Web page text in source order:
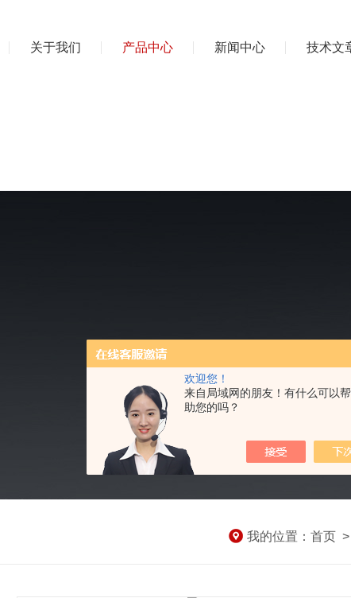
欢迎您！
来自局域网的朋友！有什么可以帮
助您的吗？
关于我们 产品中心 新闻中心 技术文
我的位置： 首页 >